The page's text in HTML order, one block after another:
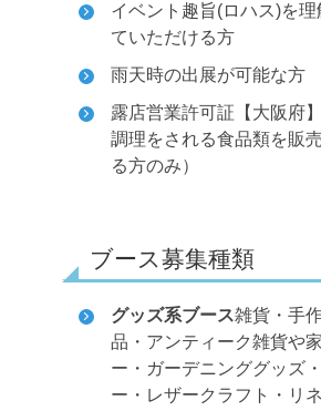
イベント趣旨(ロハス)を
ていただける方
雨天時の出展が可能な方
露店営業許可証【大阪府
調理をされる食品類を販
る方のみ）
ブース募集種類
グッズ系ブース雑貨・手
品・アンティーク雑貨や
ー・ガーデニンググッズ
ー・レザークラフト・リ